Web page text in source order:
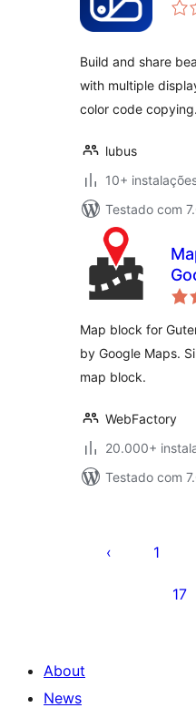
Build and share
with multiple
color code copying.
lubus
10+
Testado com
Map block for
by Google Maps.
map block.
WebFactory
20.000+
Testado com
pagination
1
17
About
News